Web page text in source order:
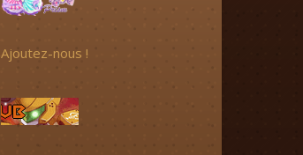
Ajoutez-nous !